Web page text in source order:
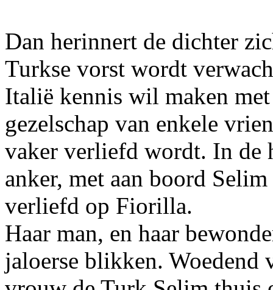
Dan herinnert de dichter
Turkse vorst wordt
Italië kennis wil maken
gezelschap van enkele
vaker verliefd wordt. In de
anker, met aan boord
verliefd op Fiorilla.
Haar man, en haar
jaloerse blikken.